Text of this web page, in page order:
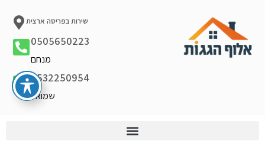
שירות בפריסה ארצית
0505650223
מנחם
0532250954
שמואל